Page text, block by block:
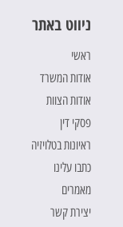
ניווט באתר
ראשי
אודות המשרד
אודות הצוות
פסקי דין
ראיונות בטלויזיה
כתבו עלינו
מאמרים
יצירת קשר